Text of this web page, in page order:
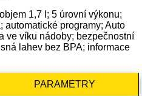
1,7 l; 5 úrovní výkonu;
automatické programy; Auto
ve víku nádoby; bezpečnostní
lahev bez BPA; informace
PARAMETRY